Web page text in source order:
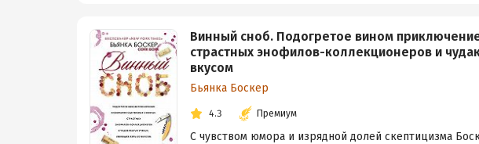
Винный сноб. Подогретое вином
страстных энофилов-коллекционеров и
вкусом
Бьянка Боскер
4.3 Премиум
С чувством юмора и изрядной долей скептицизма